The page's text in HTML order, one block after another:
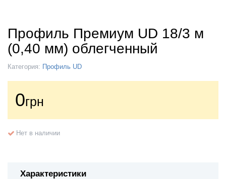
Профиль Премиум UD 18/3 м
(0,40 мм) облегченный
Категория: Профиль UD
0грн
Нет в наличии
Характеристики